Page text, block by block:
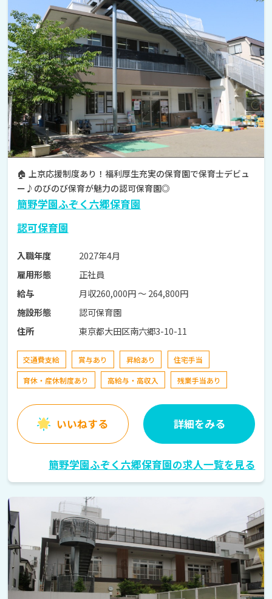
🏠 上京応援制度あり！福利厚生充実の保育園で保育士デビュ
ー♪のびのび保育が魅力の認可保育園◎
簡野学園ふぞく六郷保育園
認可保育園
入職年度
2027年4月
雇用形態
正社員
給与
月収260,000円 〜 264,800円
施設形態
認可保育園
住所
東京都大田区南六郷3-10-11
交通費支給 賞与あり 昇給あり
住宅手当
育休・産休制度あり
高給与・高収入 残業手当あり
いいねする 詳細をみる
簡野学園ふぞく六郷保育園の求人一覧を見る